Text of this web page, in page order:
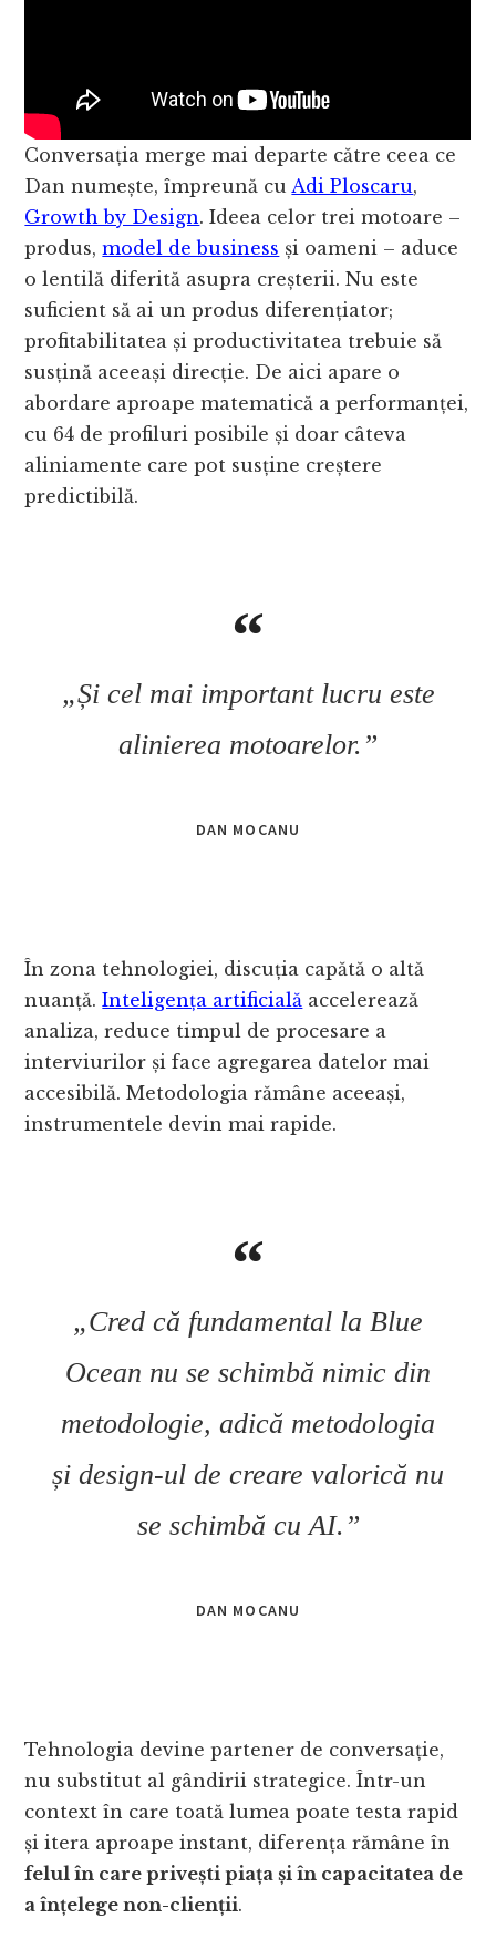
Conversația merge mai departe către ceea ce
Dan numește, împreună cu Adi Ploscaru,
Growth by Design. Ideea celor trei motoare –
produs,model de business și oameni – aduce
o lentilă diferită asupra creșterii. Nu este
suficient să ai un produs diferențiator;
profitabilitatea și productivitatea trebuie să
susțină aceeași direcție. De aici apare o
abordare aproape matematică a performanței,
cu 64 de profiluri posibile și doar câteva
aliniamente care pot susține creștere
predictibilă.
„Și cel mai important lucru este
alinierea motoarelor.”
DAN MOCANU
În zona tehnologiei, discuția capătă o altă
nuanță.Inteligența artificială accelerează
analiza, reduce timpul de procesare a
interviurilor și face agregarea datelor mai
accesibilă. Metodologia rămâne aceeași,
instrumentele devin mai rapide.
„Cred că fundamental la Blue
Ocean nu se schimbă nimic din
metodologie, adică metodologia
și design-ul de creare valorică nu
se schimbă cu AI.”
DAN MOCANU
Tehnologia devine partener de conversație,
nu substitut al gândirii strategice. Într-un
context în care toată lumea poate testa rapid
și itera aproape instant, diferența rămâne în
felul în care privești piața și în capacitatea de
a înțelege non-clienții.